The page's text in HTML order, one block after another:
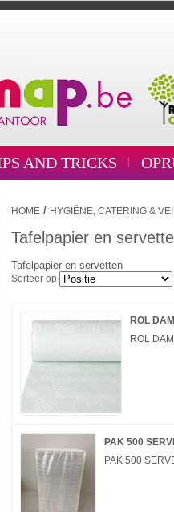
AND TRICKS
HOME / HYGIËNE, CATERING &
Tafelpapier en
Tafelpapier en servetten
Sorteer op
ROL
ROL
PAK 500
PAK 500